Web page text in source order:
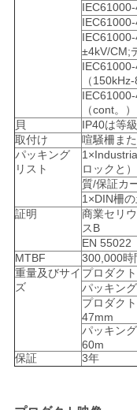
±4kV/CM;
（150kHz-
（cont。
貝
IP40は等
取付け
喧騒柵ま
パッキング
リスト
ロックと）
質/保証カ
1×DIN柵
証明
商業セリ
スB
EN 55022
MTBF
300,000時
重量及びサイ
ズ
プロダク
パッキン
プロダク
47mm
パッキン
60m
保証
3年